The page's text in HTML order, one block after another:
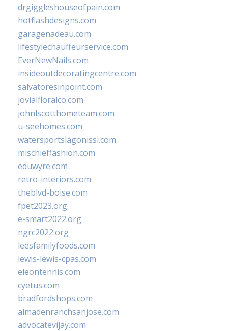
drgiggleshouseofpain.com
hotflashdesigns.com
garagenadeau.com
lifestylechauffeurservice.com
EverNewNails.com
insideoutdecoratingcentre.com
salvatoresinpoint.com
jovialfloralco.com
johnlscotthometeam.com
u-seehomes.com
watersportslagonissi.com
mischieffashion.com
eduwyre.com
retro-interiors.com
theblvd-boise.com
fpet2023.org
e-smart2022.org
ngrc2022.org
leesfamilyfoods.com
lewis-lewis-cpas.com
eleontennis.com
cyetus.com
bradfordshops.com
almadenranchsanjose.com
advocatevijay.com